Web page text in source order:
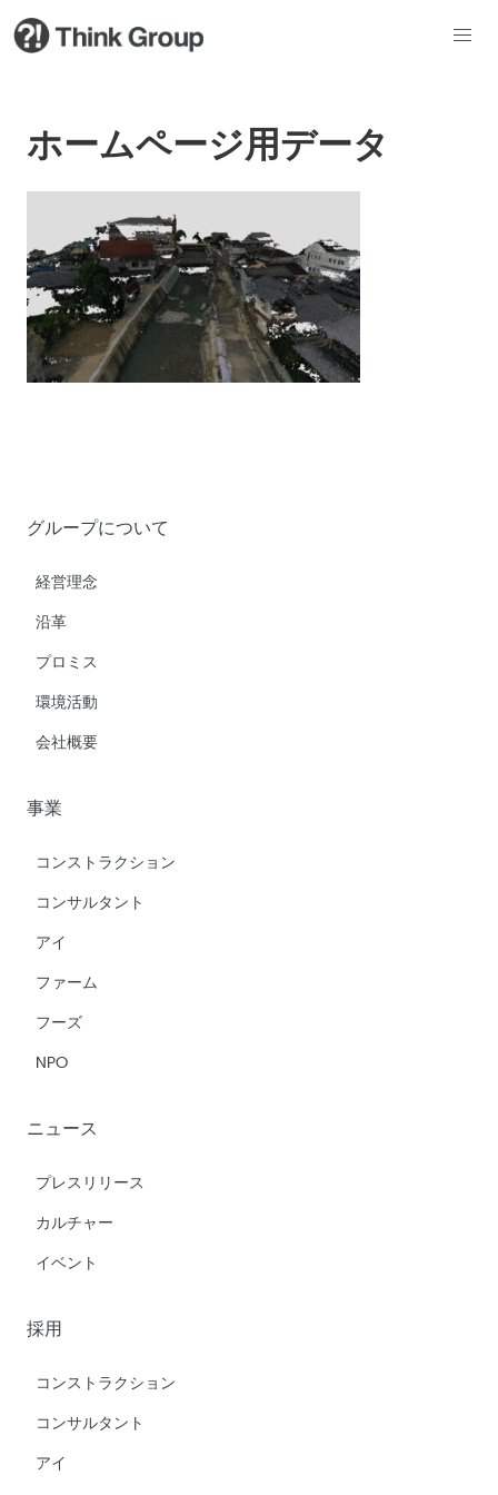
ホームページ用データ
グループについて
経営理念
沿革
プロミス
環境活動
会社概要
事業
コンストラクション
コンサルタント
アイ
ファーム
フーズ
NPO
ニュース
プレスリリース
カルチャー
イベント
採用
コンストラクション
コンサルタント
アイ